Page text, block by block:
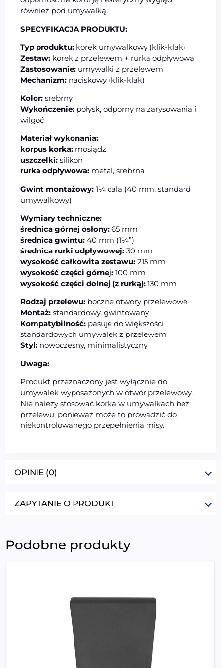
również pod umywalką.
SPECYFIKACJA PRODUKTU:
Typ produktu: korek umywalkowy (klik-klak)
Zestaw: korek z przelewem + rurka odpływowa
Zastosowanie: umywalki z przelewem
Mechanizm: naciskowy (klik-klak)
Kolor: srebrny
Wykończenie: połysk, odporny na zarysowania i
wilgoć
Materiał wykonania:
korpus korka: mosiądz
uszczelki: silikon
rurka odpływowa: metal, srebrna
Gwint montażowy: 1¼ cala (40 mm, standard
umywalkowy)
Wymiary techniczne:
średnica górnej osłony: 65 mm
średnica gwintu: 40 mm (1¼”)
średnica rurki odpływowej: 30 mm
wysokość całkowita zestawu: 215 mm
wysokość części górnej: 100 mm
wysokość części dolnej (z rurką): 130 mm
Rodzaj przelewu: boczne otwory przelewowe
Montaż: standardowy, gwintowany
Kompatybilność: pasuje do większości
standardowych umywalek z przelewem
Styl: nowoczesny, minimalistyczny
Uwaga:
Produkt przeznaczony jest wyłącznie do
umywalek wyposażonych w otwór przelewowy.
Nie należy stosować korka w umywalkach bez
przelewu, ponieważ może to prowadzić do
niekontrolowanego przepełnienia misy.
OPINIE (0)
ZAPYTANIE O PRODUKT
Podobne produkty